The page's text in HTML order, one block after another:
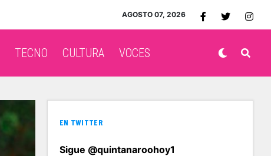
AGOSTO 07, 2026
TECNO CULTURA VOCES
EN TWITTER
Sigue @quintanaroohoy1